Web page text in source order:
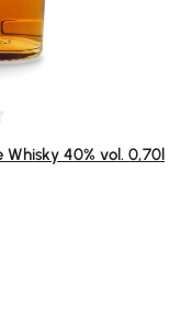
von 5 Sternen
Whisky 40% vol. 0,70l